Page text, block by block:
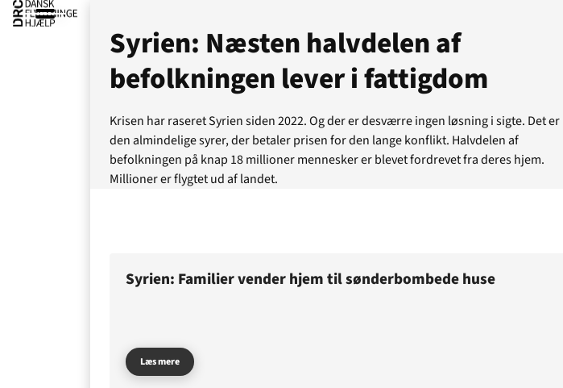
Syrien: Næsten halvdelen af
befolkningen lever i fattigdom
Krisen har raseret Syrien siden 2022. Og der er desværre ingen løsning i sigte. Det er
den almindelige syrer, der betaler prisen for den lange konflikt. Halvdelen af
befolkningen på knap 18 millioner mennesker er blevet fordrevet fra deres hjem.
Millioner er flygtet ud af landet.
Syrien: Familier vender hjem til sønderbombede huse
Læs mere